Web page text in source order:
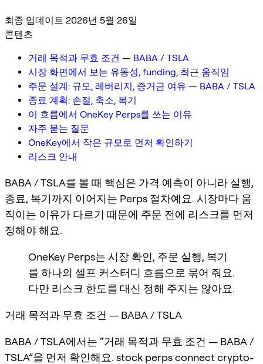
최종 업데이트 2026년 5월 26일
콘텐츠
거래 목적과 무효 조건 — BABA / TSLA
시장 화면에서 보는 유동성, funding, 최근 움직임
주문 설계: 규모, 레버리지, 증거금 여유 — BABA / TSLA
종료 계획: 손절, 축소, 복기
이 흐름에서 OneKey Perps를 쓰는 이유
자주 묻는 질문
OneKey에서 작은 규모로 먼저 확인하기
리스크 안내
BABA / TSLA를 볼 때 핵심은 가격 예측이 아니라 실행,
종료, 복기까지 이어지는 Perps 절차예요. 시장마다 움
직이는 이유가 다르기 때문에 주문 전에 리스크를 먼저
정해야 해요.
OneKey Perps는 시장 확인, 주문 실행, 복기
를 하나의 셀프 커스터디 흐름으로 묶어 줘요.
다만 리스크 한도를 대신 정해 주지는 않아요.
거래 목적과 무효 조건 — BABA / TSLA
BABA / TSLA에서는 “거래 목적과 무효 조건 — BABA /
TSLA”을 먼저 확인해요. stock perps connect crypto-